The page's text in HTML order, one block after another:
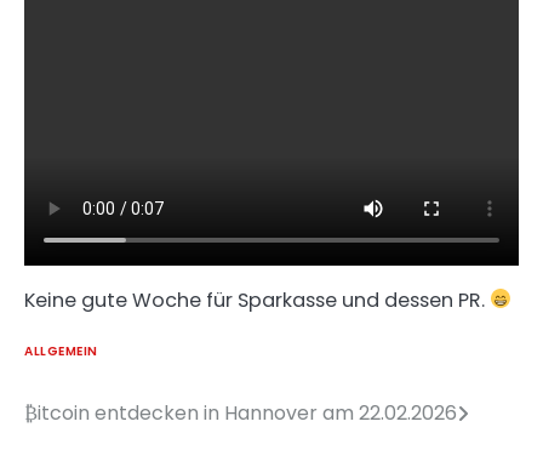
Keine gute Woche für Sparkasse und dessen PR.
ALLGEMEIN
Beitragsnavigation
₿itcoin entdecken in Hannover am 22.02.2026